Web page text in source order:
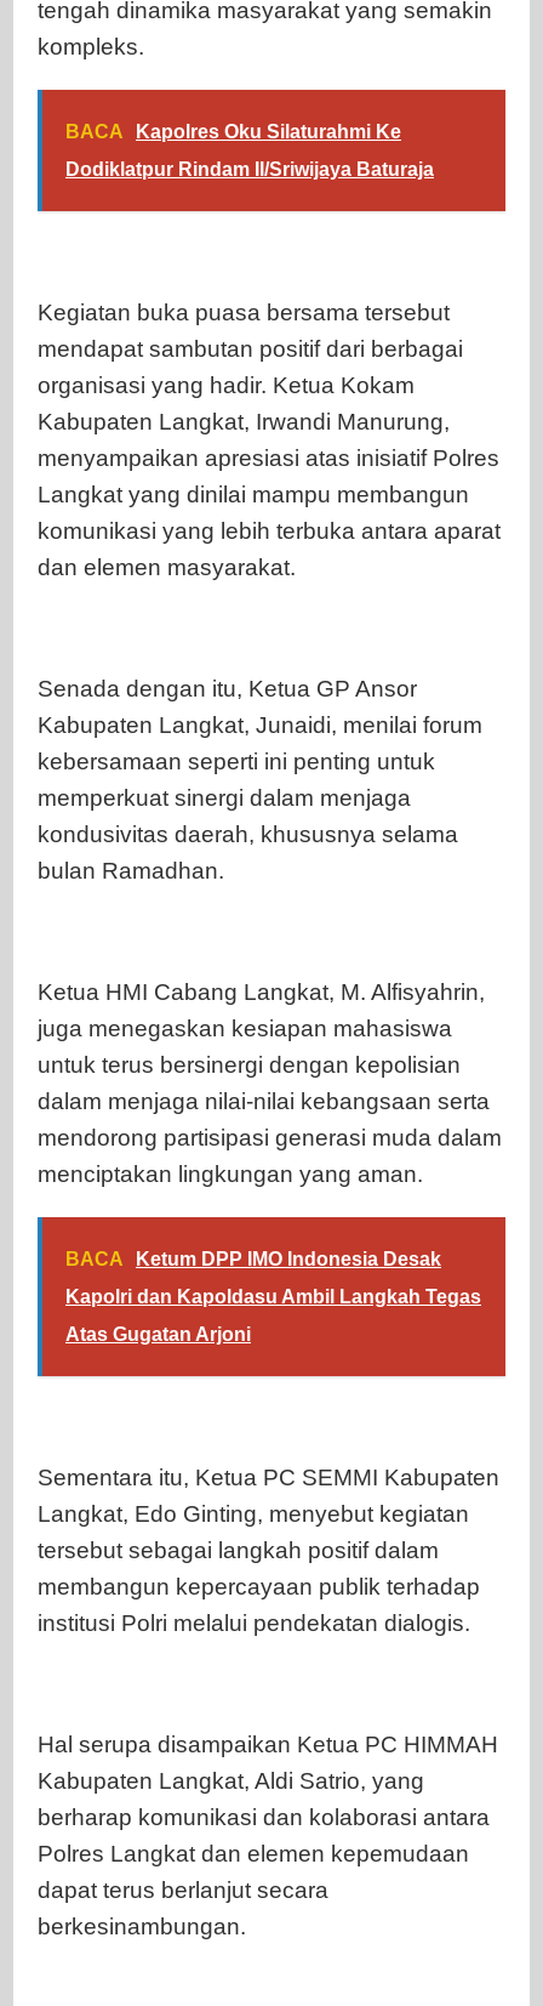
tengah dinamika masyarakat yang semakin
kompleks.
BACA
Kapolres Oku Silaturahmi Ke
Dodiklatpur Rindam II/Sriwijaya Baturaja
Kegiatan buka puasa bersama tersebut
mendapat sambutan positif dari berbagai
organisasi yang hadir. Ketua Kokam
Kabupaten Langkat, Irwandi Manurung,
menyampaikan apresiasi atas inisiatif Polres
Langkat yang dinilai mampu membangun
komunikasi yang lebih terbuka antara aparat
dan elemen masyarakat.
Senada dengan itu, Ketua GP Ansor
Kabupaten Langkat, Junaidi, menilai forum
kebersamaan seperti ini penting untuk
memperkuat sinergi dalam menjaga
kondusivitas daerah, khususnya selama
bulan Ramadhan.
Ketua HMI Cabang Langkat, M. Alfisyahrin,
juga menegaskan kesiapan mahasiswa
untuk terus bersinergi dengan kepolisian
dalam menjaga nilai-nilai kebangsaan serta
mendorong partisipasi generasi muda dalam
menciptakan lingkungan yang aman.
BACA
Ketum DPP IMO Indonesia Desak
Kapolri dan Kapoldasu Ambil Langkah Tegas
Atas Gugatan Arjoni
Sementara itu, Ketua PC SEMMI Kabupaten
Langkat, Edo Ginting, menyebut kegiatan
tersebut sebagai langkah positif dalam
membangun kepercayaan publik terhadap
institusi Polri melalui pendekatan dialogis.
Hal serupa disampaikan Ketua PC HIMMAH
Kabupaten Langkat, Aldi Satrio, yang
berharap komunikasi dan kolaborasi antara
Polres Langkat dan elemen kepemudaan
dapat terus berlanjut secara
berkesinambungan.